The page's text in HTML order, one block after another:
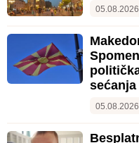
05.08.2026.
sećanja
05.08.2026.